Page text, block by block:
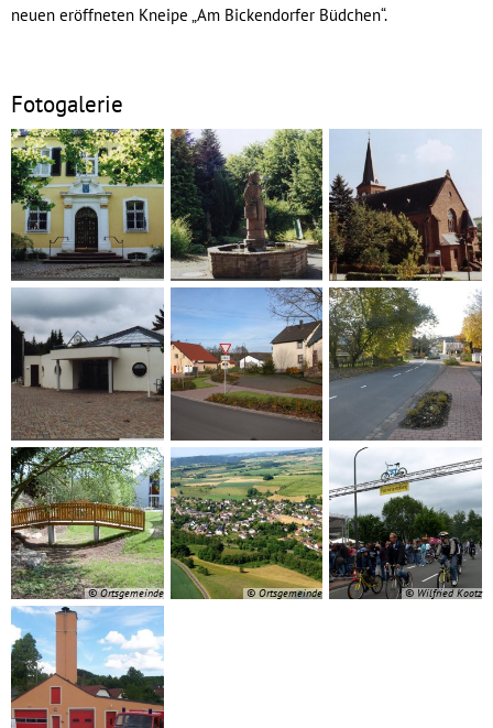
neuen eröffneten Kneipe „Am Bickendorfer Büdchen“.
Fotogalerie
© Ortsgemeinde © Ortsgemeinde © Wilfried Kootz